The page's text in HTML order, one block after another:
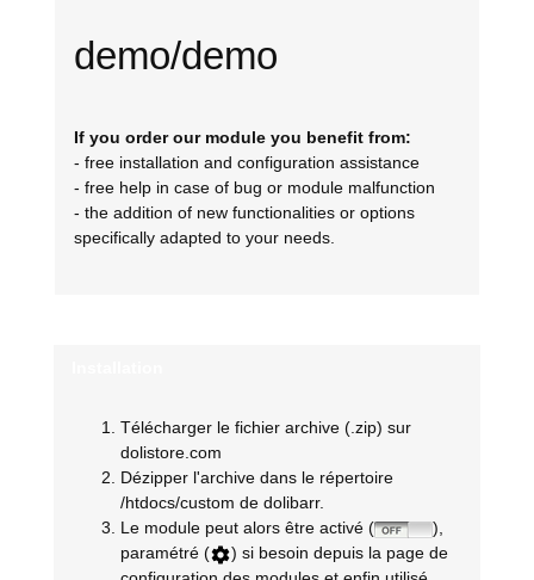
demo/demo
If you order our module you benefit from:
- free installation and configuration assistance
- free help in case of bug or module malfunction
- the addition of new functionalities or options
specifically adapted to your needs.
Télécharger le fichier archive (.zip) sur
dolistore.com
Dézipper l'archive dans le répertoire
/htdocs/custom de dolibarr.
Le module peut alors être activé (
),
paramétré (
) si besoin depuis la page de